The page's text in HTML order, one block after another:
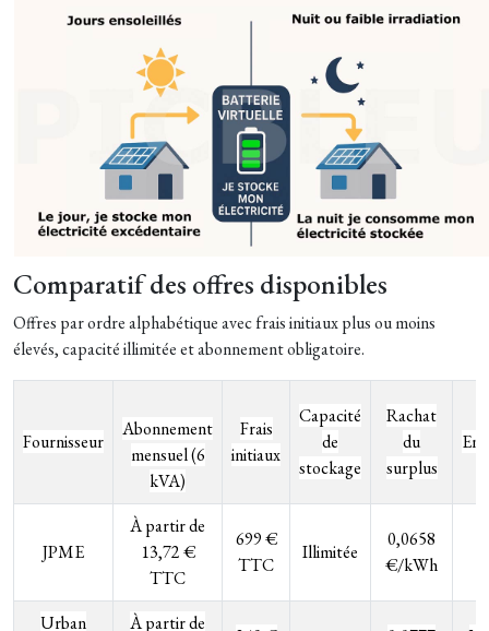
Comparatif des offres disponibles
Offres par ordre alphabétique avec frais initiaux plus ou moins
élevés, capacité illimitée et abonnement obligatoire.
Fournisseur
Abonnement
mensuel (6
kVA)
Frais
initiaux
Capacité
de
stockage
Rachat
du
surplus
JPME
À partir de
13,72 €
TTC
699 €
TTC
Illimitée
0,0658
€/kWh
Urban À partir de